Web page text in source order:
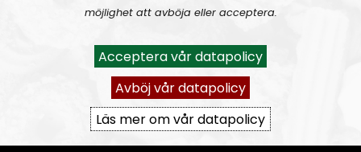
möjlighet att avböja eller acceptera.
Acceptera vår datapolicy
Avböj vår datapolicy
Läs mer om vår datapolicy